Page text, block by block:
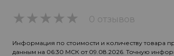
0 отзывов
Информация по стоимости и количеству товара
данным на 06:30 МСК от 09.08.2026. Точную